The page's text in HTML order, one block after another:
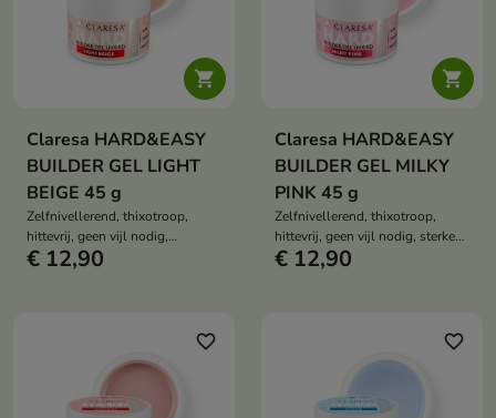

Claresa HARD&EASY
BUILDER GEL LIGHT
BEIGE 45 g
Zelfnivellerend, thixotroop,
hittevrij, geen vijl nodig,
natuurlijk, semi-dekkend, beige,
€ 12,90

Claresa HARD&EASY
BUILDER GEL MILKY
PINK 45 g
Zelfnivellerend, thixotroop,
hittevrij, geen vijl nodig, sterke
opbouw, natuurlijk, melkachtig
€ 12,90
favorite_border favorite_border